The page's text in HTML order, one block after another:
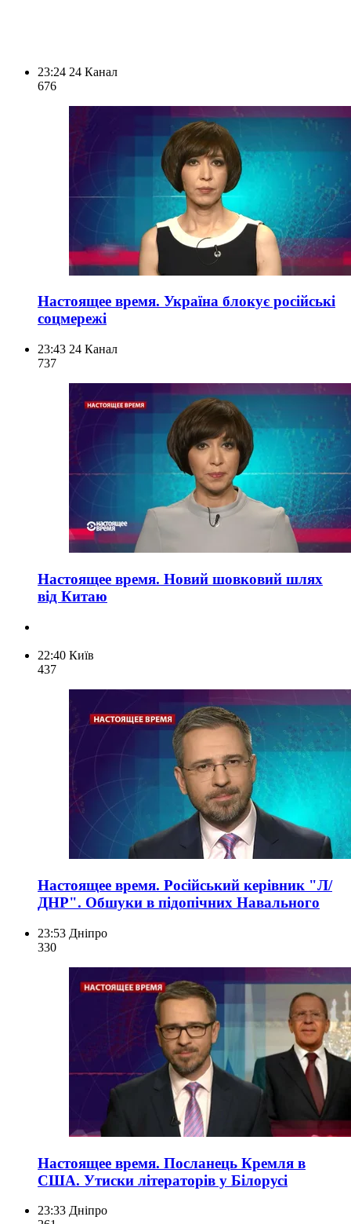
23:24 24 Канал
676
Настоящее время. Україна блокує російські
соцмережі
23:43 24 Канал
737
Настоящее время. Новий шовковий шлях
від Китаю
22:40 Київ
437
Настоящее время. Російський керівник "Л/
ДНР". Обшуки в підопічних Навального
23:53 Дніпро
330
Настоящее время. Посланець Кремля в
США. Утиски літераторів у Білорусі
23:33 Дніпро